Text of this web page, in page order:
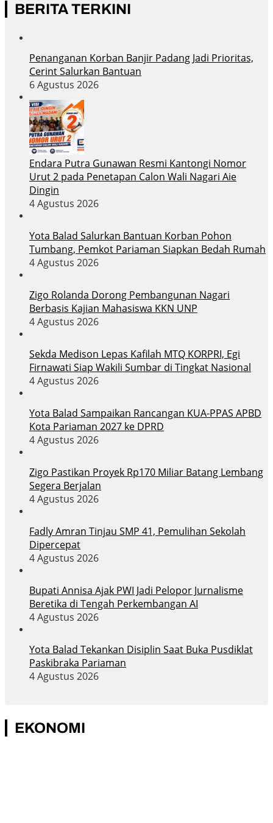
BERITA TERKINI
Penanganan Korban Banjir Padang Jadi Prioritas,
Cerint Salurkan Bantuan
6 Agustus 2026
Endara Putra Gunawan Resmi Kantongi Nomor
Urut 2 pada Penetapan Calon Wali Nagari Aie
Dingin
4 Agustus 2026
Yota Balad Salurkan Bantuan Korban Pohon
Tumbang, Pemkot Pariaman Siapkan Bedah Rumah
4 Agustus 2026
Zigo Rolanda Dorong Pembangunan Nagari
Berbasis Kajian Mahasiswa KKN UNP
4 Agustus 2026
Sekda Medison Lepas Kafilah MTQ KORPRI, Egi
Firnawati Siap Wakili Sumbar di Tingkat Nasional
4 Agustus 2026
Yota Balad Sampaikan Rancangan KUA-PPAS APBD
Kota Pariaman 2027 ke DPRD
4 Agustus 2026
Zigo Pastikan Proyek Rp170 Miliar Batang Lembang
Segera Berjalan
4 Agustus 2026
Fadly Amran Tinjau SMP 41, Pemulihan Sekolah
Dipercepat
4 Agustus 2026
Bupati Annisa Ajak PWI Jadi Pelopor Jurnalisme
Beretika di Tengah Perkembangan AI
4 Agustus 2026
Yota Balad Tekankan Disiplin Saat Buka Pusdiklat
Paskibraka Pariaman
4 Agustus 2026
EKONOMI